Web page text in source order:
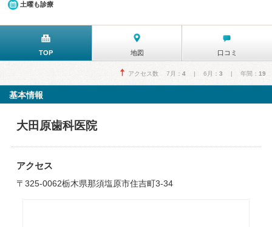
土曜も診療
TOP 地図 口コミ
アクセス数 7月： 4 | 6月： 3 | 年間： 19
基本情報
大田原歯科医院
アクセス
〒325-0062栃木県那須塩原市住吉町3-34